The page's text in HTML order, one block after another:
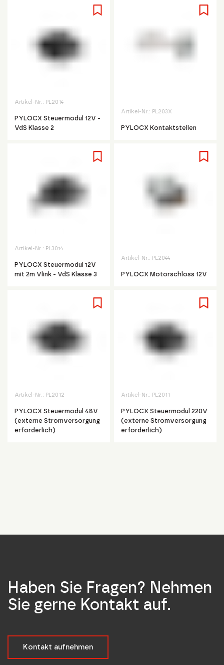
Artikel-Nr.: PL2014
PYLOCX Steuermodul 12V -
VdS Klasse 2
Artikel-Nr.: PL203X
PYLOCX Kontaktstellen
Artikel-Nr.: PL3014
PYLOCX Steuermodul 12V
mit 2m Vlink - VdS Klasse 3
Artikel-Nr.: PL2044
PYLOCX Motorschloss 12V
Artikel-Nr.: PL2012
PYLOCX Steuermodul 48V
(externe Stromversorgung
erforderlich)
Artikel-Nr.: PL2011
PYLOCX Steuermodul 220V
(externe Stromversorgung
erforderlich)
Haben Sie Fragen? Nehmen
Sie gerne Kontakt auf.
Kontakt aufnehmen